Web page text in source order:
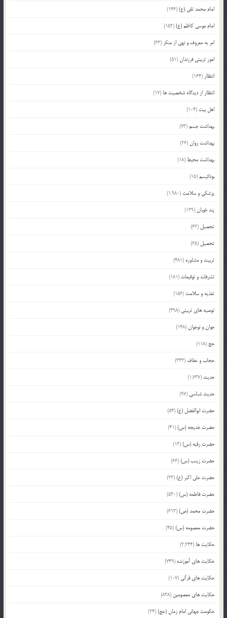
امام محمد تقی (ع)(146)
امام موسی کاظم (ع)(152)
امر به معروف و نهی از منکر (63)
امور تربیتی فرزندان(51)
انتظار (164)
انتظار از دیدگاه شخصیت ها (17)
اهل بیت (104)
بهداشت جسم(73)
بهداشت روان(26)
بهداشت محیط (18)
بودائیسم(15)
پزشکی و سلامت (1,980)
پند خوبان(129)
تحصیل (62)
تحصیل (65)
تربیت و مشاوره (481)
تشرفات و توقیعات (181)
تغذیه و سلامت (156)
توصیه های تربیتی (498)
جوان و نوجوان(148)
حج (118)
حجاب و عفاف (333)
حدیث (1,737)
حدیث شناسی (97)
حضرت ابوالفضل (ع)(54)
حضرت خدیجه (س)(41)
حضرت رقیه (س)(13)
حضرت زینب (س)(66)
حضرت علی اکبر (ع)(23)
حضرت فاطمه (س)(530)
حضرت محمد (ص)(613)
حضرت معصومه (س)(45)
حکایت ها (2,244)
حکایت های آموزنده (749)
حکایت های قرآنی (107)
حکایت های معصومین (838)
حکومت جهانی امام زمان (عج)(24)